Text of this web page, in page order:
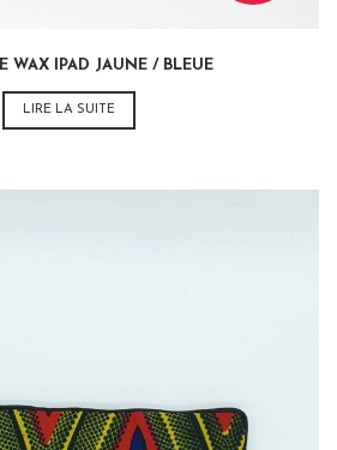
WAX IPAD JAUNE / BLEUE
LIRE LA SUITE